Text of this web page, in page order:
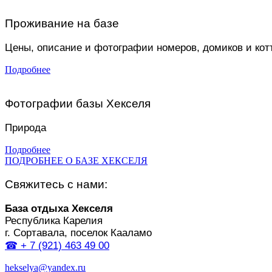
Проживание на базе
Цены, описание и фотографии номеров, домиков и
Подробнее
Фотографии базы Хекселя
Природа
Подробнее
ПОДРОБНЕЕ О БАЗЕ ХЕКСЕЛЯ
Свяжитесь с нами:
База отдыха Хекселя
Республика Карелия
г. Сортавала, поселок Кааламо
☎ + 7 (921) 463 49 00
hekselya@yandex.ru